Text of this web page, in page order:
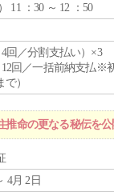
） 11 ：30 ～ 12 ：50
4回／分割支払い）×3
12回／一括前納支払※
）
命の更なる秘伝を
4月 2日